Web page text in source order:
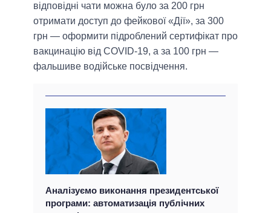
відповідні чати можна було за 200 грн
отримати доступ до фейкової «Дії», за 300
грн — оформити підроблений сертифікат про
вакцинацію від COVID-19, а за 100 грн —
фальшиве водійське посвідчення.
Аналізуємо виконання президентської
програми: автоматизація публічних